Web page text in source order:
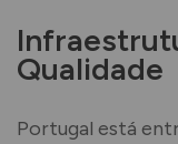
Qualidade
Portugal está